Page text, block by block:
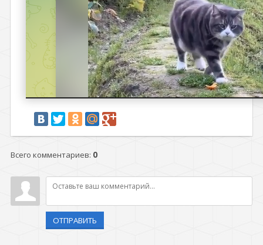
Всего комментариев: 0
ОТПРАВИТЬ